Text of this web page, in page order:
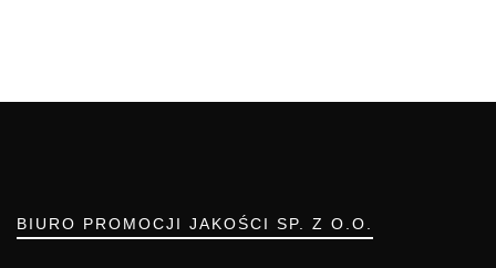
BIURO PROMOCJI JAKOŚCI SP. Z O.O.